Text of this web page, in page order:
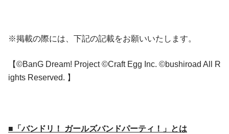
※掲載の際には、下記の記載をお願いいたします。
【©BanG Dream! Project ©Craft Egg Inc. ©bushiroad All R
ights Reserved. 】
■「バンドリ！ ガールズバンドパーティ！」とは